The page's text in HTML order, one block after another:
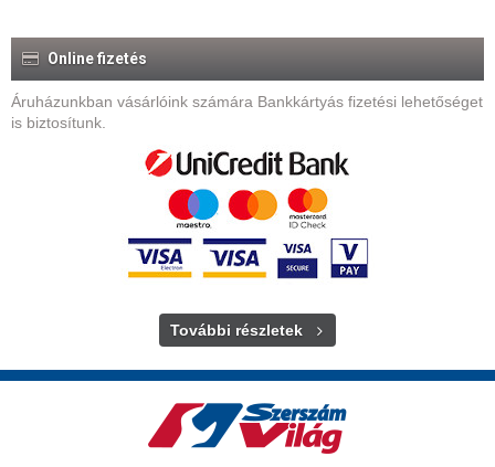
Online fizetés
Áruházunkban vásárlóink számára Bankkártyás fizetési lehetőséget
is biztosítunk.
További részletek